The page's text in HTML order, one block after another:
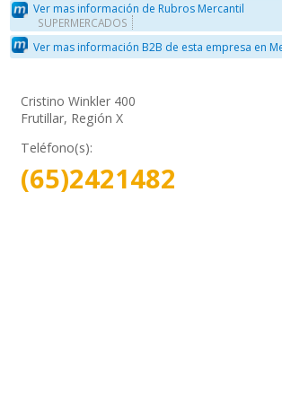
Ver mas información de Rubros Mercantil
SUPERMERCADOS
Ver mas información B2B de esta empresa en
Cristino Winkler 400
Frutillar, Región X
Teléfono(s):
(65)2421482